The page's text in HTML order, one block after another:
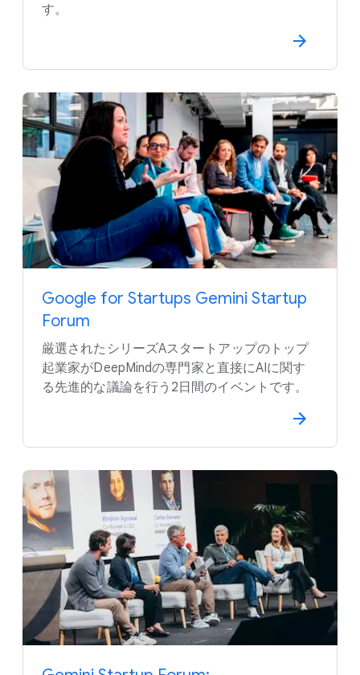
す。
Google for Startups Gemini Startup
Forum
厳選された​シリーズAスタートアップの​トップ
起業家が​DeepMindの​専門家と​直接に​AIに​関す
る​先進的な​議論を​行う​2日間の​イベントです。